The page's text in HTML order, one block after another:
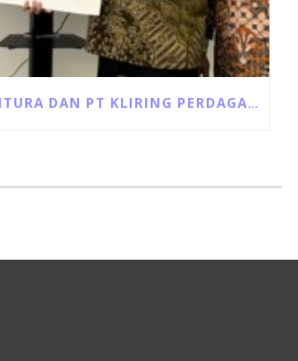
BAHANA ARTHA VENTURA DAN PT KLIRING PERDAGANGAN BERJANGKA INDONESIA JALIN KERJA SAMA PEMANFAATAN JASA LAYANAN RESI GUDANG